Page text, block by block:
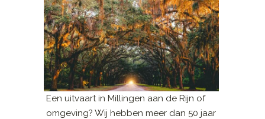
Een uitvaart in Millingen aan de Rijn of
omgeving? Wij hebben meer dan 50 jaar